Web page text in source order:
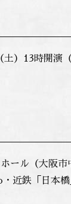
）13時開演
ール（大阪市
近鉄「日本橋